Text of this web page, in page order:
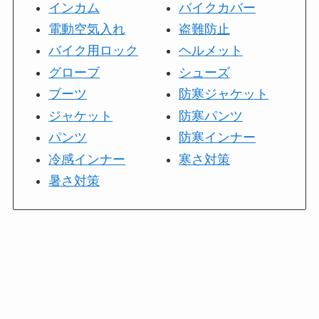
インカム
電動空気入れ
バイク用ロック
グローブ
ブーツ
ジャケット
パンツ
冷感インナー
暑さ対策
バイクカバー
盗難防止
ヘルメット
シューズ
防寒ジャケット
防寒パンツ
防寒インナー
寒さ対策